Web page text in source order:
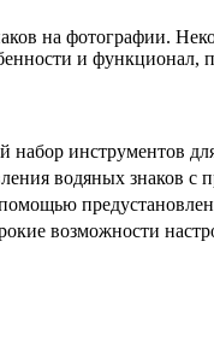
на фотографии.
и
инструментов
водяных знаков с
возможности